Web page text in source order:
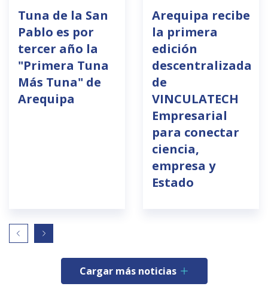
Tuna de la San
Pablo es por
tercer año la
"Primera Tuna
Más Tuna" de
Arequipa
Arequipa recibe
la primera
edición
descentralizada
de
VINCULATECH
Empresarial
para conectar
ciencia,
empresa y
Estado
Cargar más noticias